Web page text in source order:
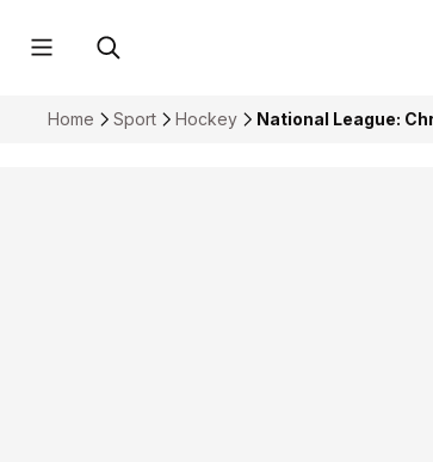
Home Sport Hockey National League: